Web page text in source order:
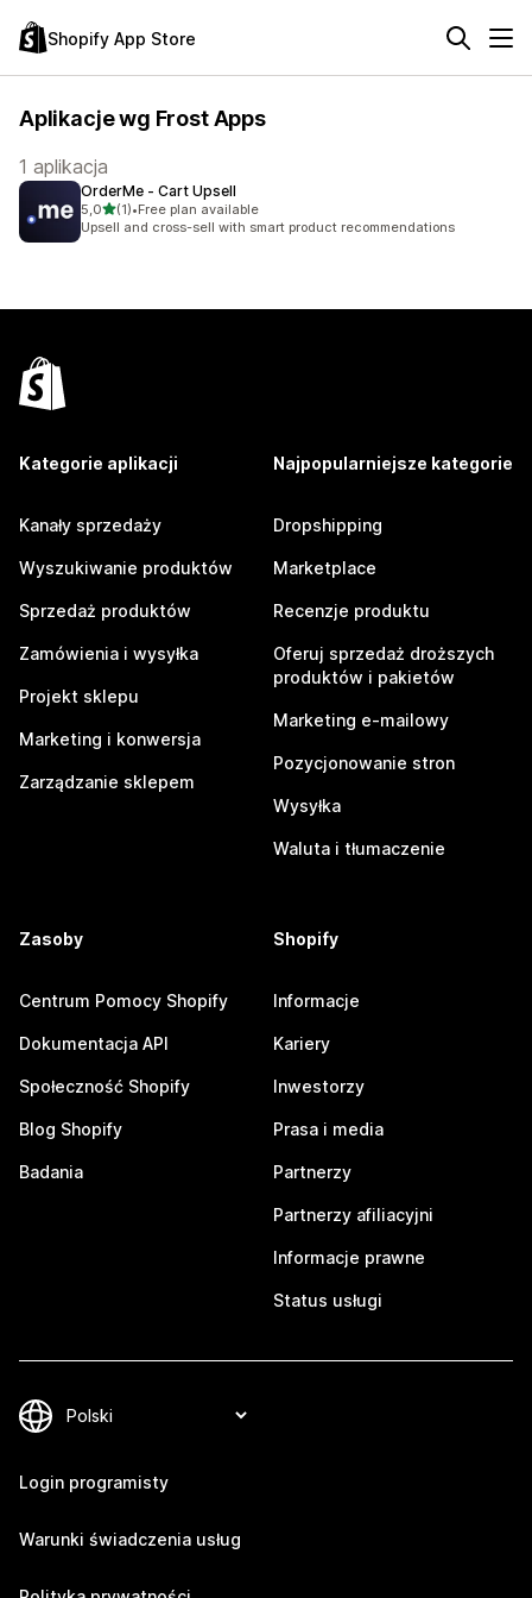
Shopify App Store
Aplikacje wg Frost Apps
1 aplikacja
OrderMe ‑ Cart Upsell
5,0na 5 gwiazdek
(1)
Łączna liczba recenzji: 1
•Free plan available
Upsell and cross-sell with smart product recommendations
Kategorie aplikacji
Kanały sprzedaży
Wyszukiwanie produktów
Sprzedaż produktów
Zamówienia i wysyłka
Projekt sklepu
Marketing i konwersja
Zarządzanie sklepem
Najpopularniejsze kategorie
Dropshipping
Marketplace
Recenzje produktu
Oferuj sprzedaż droższych
produktów i pakietów
Marketing e-mailowy
Pozycjonowanie stron
Wysyłka
Waluta i tłumaczenie
Zasoby
Centrum Pomocy Shopify
Dokumentacja API
Społeczność Shopify
Blog Shopify
Badania
Shopify
Informacje
Kariery
Inwestorzy
Prasa i media
Partnerzy
Partnerzy afiliacyjni
Informacje prawne
Status usługi
Login programisty
Warunki świadczenia usług